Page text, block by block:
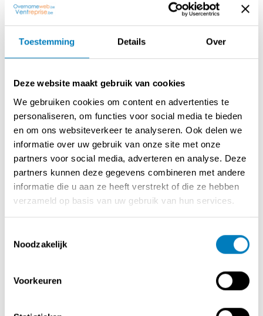
Toestemming Details Over
Deze website maakt gebruik van cookies
We gebruiken cookies om content en advertenties te
personaliseren, om functies voor social media te bieden
en om ons websiteverkeer te analyseren. Ook delen we
informatie over uw gebruik van onze site met onze
partners voor social media, adverteren en analyse. Deze
partners kunnen deze gegevens combineren met andere
informatie die u aan ze heeft verstrekt of die ze hebben
verzameld op basis van uw gebruik van hun services.
Noodzakelijk
Voorkeuren
klantenbestand. Het restaurant geniet van een sterke
zitplaatsen inclusief terras) als voor afhaal- en
leveringsactiviteiten.
De zaak beschikt over een volledig uitgeruste
professionele keuken, een verzorgd en sfeervol interieur
en alle nodige infrastructuur om de activiteiten
onmiddellijk verder te zetten. Er zijn geen grote
investeringen vereist, waardoor een nieuwe eigenaar
meteen aan de slag kan.
Belangrijkste troeven:
* Bewezen horecaconcept met sterke reputatie.
* Volledig ingericht en instapklaar.
* Vaste klantenkring en terugkerende omzet.
* Potentieel voor verdere groei via catering,
evenementen, online marketing en uitbreiding van